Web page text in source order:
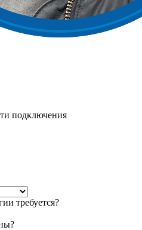
подключения
требуется?